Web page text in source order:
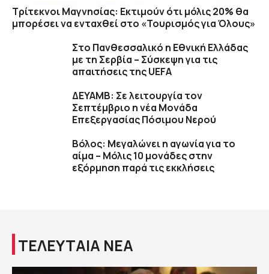
Τρίτεκνοι Μαγνησίας: Εκτιμούν ότι μόλις 20% θα
μπορέσει να ενταχθεί στο «Τουρισμός για Όλους»
Στο Πανθεσσαλικό η Εθνική Ελλάδας
με τη Σερβία – Σύσκεψη για τις
απαιτήσεις της UEFA
ΔΕΥΑΜΒ: Σε λειτουργία τον
Σεπτέμβριο η νέα Μονάδα
Επεξεργασίας Πόσιμου Νερού
Βόλος: Μεγαλώνει η αγωνία για το
αίμα – Μόλις 10 μονάδες στην
εξόρμηση παρά τις εκκλήσεις
ΤΕΛΕΥΤΑΙΑ ΝΕΑ